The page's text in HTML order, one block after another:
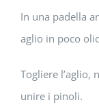
In una padella
aglio in poco
Togliere l’aglio,
unire i pinoli.